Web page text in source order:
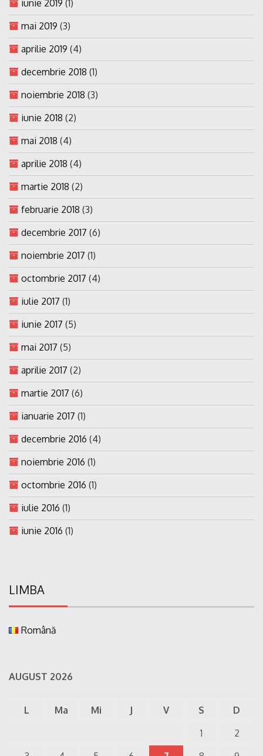
iunie 2019 (1)
mai 2019 (3)
aprilie 2019 (4)
decembrie 2018 (1)
noiembrie 2018 (3)
iunie 2018 (2)
mai 2018 (4)
aprilie 2018 (4)
martie 2018 (2)
februarie 2018 (3)
decembrie 2017 (6)
noiembrie 2017 (1)
octombrie 2017 (4)
iulie 2017 (1)
iunie 2017 (5)
mai 2017 (5)
aprilie 2017 (2)
martie 2017 (6)
ianuarie 2017 (1)
decembrie 2016 (4)
noiembrie 2016 (1)
octombrie 2016 (1)
iulie 2016 (1)
iunie 2016 (1)
LIMBA
Română
AUGUST 2026
L Ma Mi J V S
D
1
2